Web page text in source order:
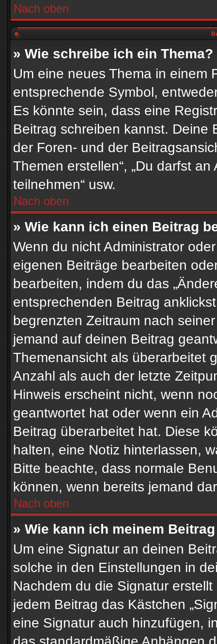
Nach oben
» Wie schreibe ich ein Thema?
Um eine neues Thema in einem
entsprechende Symbol,
Es könnte sein, dass eine
Beitrag schreiben kannst. Deine
der Foren- und der
Themen erstellen“, „Du darfst
teilnehmen“ usw.
Nach oben
» Wie kann ich einen Beitrag
Wenn du nicht Administrator
eigenen Beiträge bearbeiten
bearbeiten, indem du das
entsprechenden Beitrag
begrenzten Zeitraum nach
jemand auf deinen Beitrag
Themenansicht als überarbeitet
Anzahl als auch der letzte
Hinweis erscheint nicht, wenn
geantwortet hat oder wenn ein
Beitrag überarbeitet hat. Diese
halten, eine Notiz hinterlassen,
Bitte beachte, dass normale
können, wenn bereits jemand
Nach oben
» Wie kann ich meinem
Um eine Signatur an deinen
solche in den Einstellungen in
Nachdem du die Signatur
jedem Beitrag das Kästchen
eine Signatur auch hinzufügen,